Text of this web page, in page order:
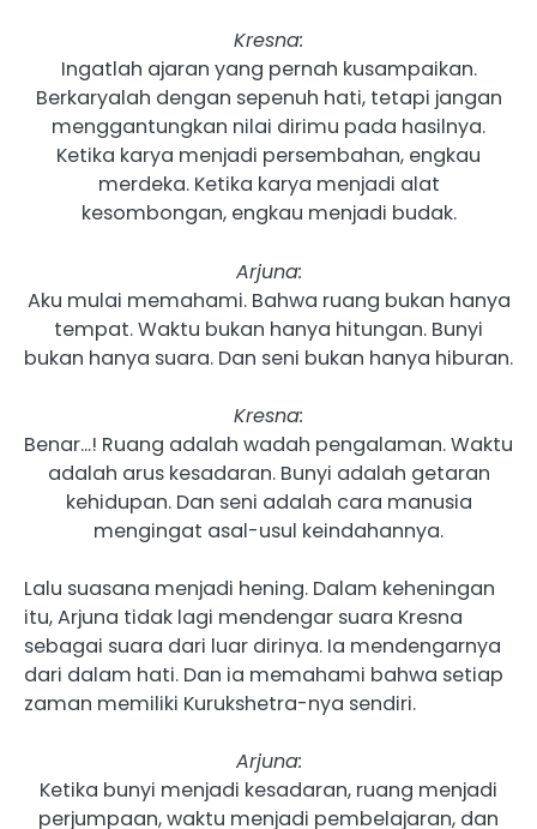
Kresna:
Ingatlah ajaran yang pernah kusampaikan.
Berkaryalah dengan sepenuh hati, tetapi jangan
menggantungkan nilai dirimu pada hasilnya.
Ketika karya menjadi persembahan, engkau
merdeka. Ketika karya menjadi alat
kesombongan, engkau menjadi budak.
Arjuna:
Aku mulai memahami. Bahwa ruang bukan hanya
tempat. Waktu bukan hanya hitungan. Bunyi
bukan hanya suara. Dan seni bukan hanya hiburan.
Kresna:
Benar…! Ruang adalah wadah pengalaman. Waktu
adalah arus kesadaran. Bunyi adalah getaran
kehidupan. Dan seni adalah cara manusia
mengingat asal-usul keindahannya.
Lalu suasana menjadi hening. Dalam keheningan
itu, Arjuna tidak lagi mendengar suara Kresna
sebagai suara dari luar dirinya. Ia mendengarnya
dari dalam hati. Dan ia memahami bahwa setiap
zaman memiliki Kurukshetra-nya sendiri.
Arjuna:
Ketika bunyi menjadi kesadaran, ruang menjadi
perjumpaan, waktu menjadi pembelajaran, dan